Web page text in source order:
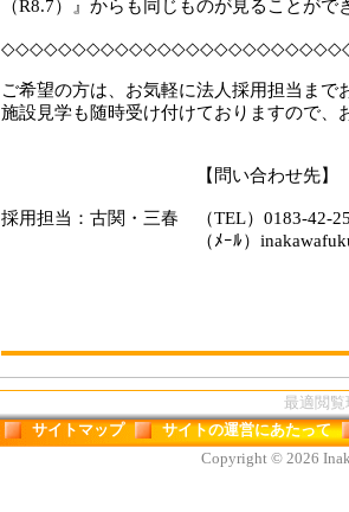
（R8.7）』からも同じものが見ることがで
ご希望の方は、お気軽に法人採用担当まで
施設見学も随時受け付けておりますので、
【問い合わせ先】
採用担当：古関・三春 （TEL）0183-42-
（ﾒｰﾙ）
最適閲覧
サイトマップ
サイトの運営にあたって
Copyright © 2026